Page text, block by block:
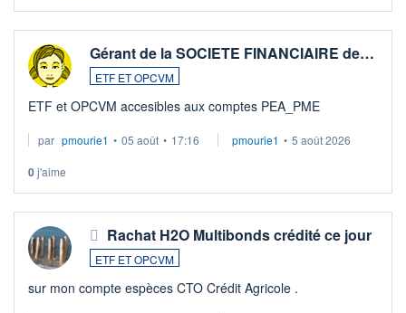
Gérant de la SOCIETE FINANCIAIRE de…
ETF ET OPCVM
ETF et OPCVM accesibles aux comptes PEA_PME
par pmourie1 • 05 août • 17:16 pmourie1 • 5 août 2026
0j'aime
Rachat H2O Multibonds crédité ce jour
ETF ET OPCVM
sur mon compte espèces CTO Crédit Agricole .